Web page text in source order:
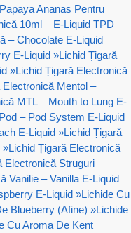
Ananas Pentru
10ml – E-Liquid TPD
– Chocolate E-Liquid
E-Liquid »Lichid Țigară
»Lichid Țigară Electronică
Electronică Mentol –
MTL – Mouth to Lung E-
– Pod System E-Liquid
E-Liquid »Lichid Țigară
»Lichid Țigară Electronică
Electronică Struguri –
Vanilie – Vanilla E-Liquid
E-Liquid »Lichide Cu
Blueberry (Afine) »Lichide
Cu Aroma De Kent